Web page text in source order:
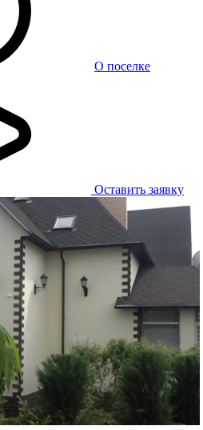
О поселке
Оставить заявку